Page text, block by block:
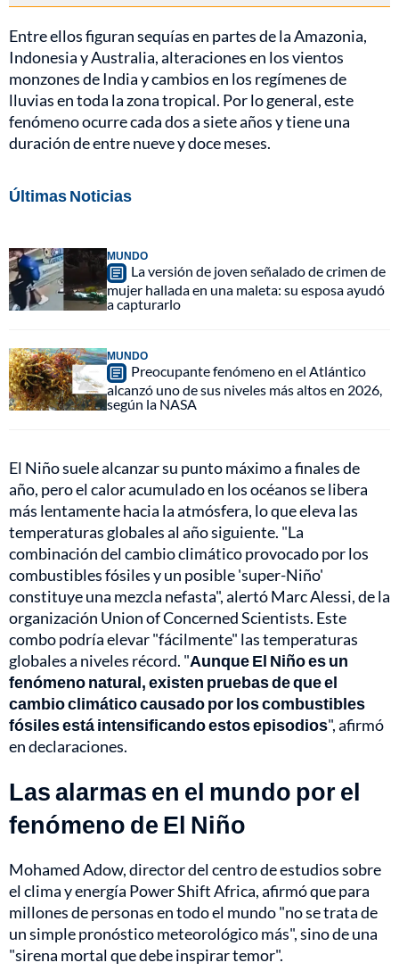
Entre ellos figuran sequías en partes de la Amazonia,
Indonesia y Australia, alteraciones en los vientos
monzones de India y cambios en los regímenes de
lluvias en toda la zona tropical. Por lo general, este
fenómeno ocurre cada dos a siete años y tiene una
duración de entre nueve y doce meses.
Últimas Noticias
MUNDO
La versión de joven señalado de crimen de
mujer hallada en una maleta: su esposa ayudó
a capturarlo
MUNDO
Preocupante fenómeno en el Atlántico
alcanzó uno de sus niveles más altos en 2026,
según la NASA
El Niño suele alcanzar su punto máximo a finales de
año, pero el calor acumulado en los océanos se libera
más lentamente hacia la atmósfera, lo que eleva las
temperaturas globales al año siguiente. "La
combinación del cambio climático provocado por los
combustibles fósiles y un posible 'super-Niño'
constituye una mezcla nefasta", alertó Marc Alessi, de la
organización Union of Concerned Scientists. Este
combo podría elevar "fácilmente" las temperaturas
globales a niveles récord. "Aunque El Niño es un
fenómeno natural, existen pruebas de que el
cambio climático causado por los combustibles
fósiles está intensificando estos episodios", afirmó
en declaraciones.
Las alarmas en el mundo por el
fenómeno de El Niño
Mohamed Adow, director del centro de estudios sobre
el clima y energía Power Shift Africa, afirmó que para
millones de personas en todo el mundo "no se trata de
un simple pronóstico meteorológico más", sino de una
"sirena mortal que debe inspirar temor".